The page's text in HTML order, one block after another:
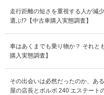
走行距離の短さを重視する人が減
選ぶ!?【中古車購入実態調査】
車はあくまでも乗り物か？ それと
購入実態調査】
その出会いは必然だったのか、あ
屋の店長とボルボ 240 エステート